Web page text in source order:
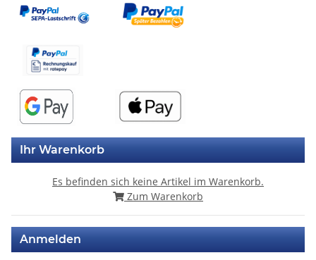
Ihr Warenkorb
Es befinden sich keine Artikel im Warenkorb.
Zum Warenkorb
Anmelden